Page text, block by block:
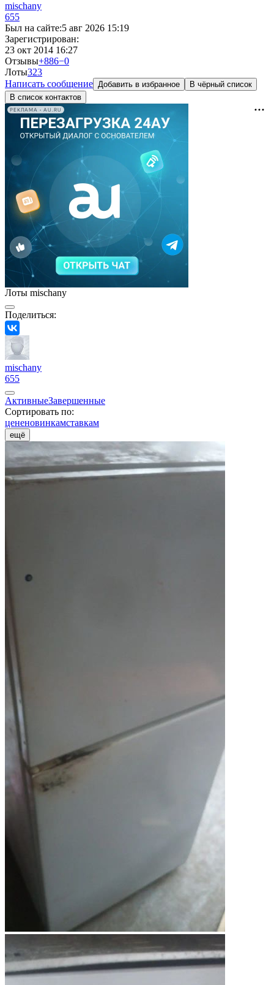
mischany
655
Был на сайте:5 авг 2026 15:19
Зарегистрирован:
23 окт 2014 16:27
Отзывы+886−0
Лоты323
Написать сообщение Добавить в избранное
В чёрный список
В список контактов
РЕКЛАМА • AU.RU
Лоты mischany
Поделиться:
mischany
655
АктивныеЗавершенные
Сортировать по:
цененовинкамставкам
ещё